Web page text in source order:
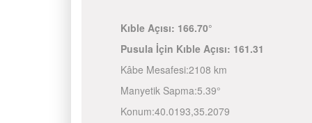
Kıble Açısı: 166.70°
Pusula İçin Kıble Açısı: 161.31
Kâbe Mesafesi:2108 km
Manyetik Sapma:5.39°
Konum:40.0193,35.2079